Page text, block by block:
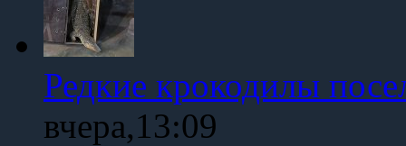
Редкие крокодилы
вчера,13:09